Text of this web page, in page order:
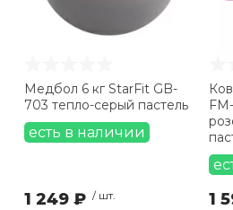
Медбол 6 кг StarFit GB-
703 тепло-серый пастель
есть в наличии
1 249 ₽ / шт. 1